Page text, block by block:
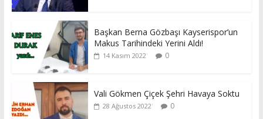
Başkan Berna Gözbaşı Kayserispor’un
Makus Tarihindeki Yerini Aldı!
14 Kasım 2022 0
Vali Gökmen Çiçek Şehri Havaya Soktu
28 Ağustos 2022 0